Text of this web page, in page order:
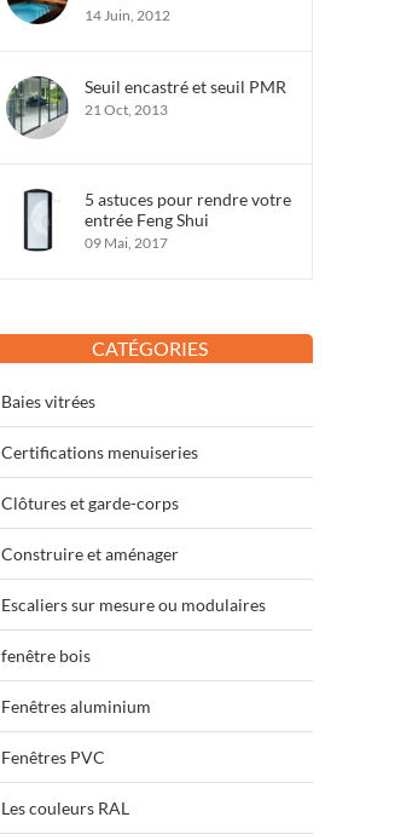
14 Juin, 2012
Seuil encastré et seuil PMR
21 Oct, 2013
5 astuces pour rendre votre
entrée Feng Shui
09 Mai, 2017
CATÉGORIES
Baies vitrées
Certifications menuiseries
Clôtures et garde-corps
Construire et aménager
Escaliers sur mesure ou modulaires
fenêtre bois
Fenêtres aluminium
Fenêtres PVC
Les couleurs RAL